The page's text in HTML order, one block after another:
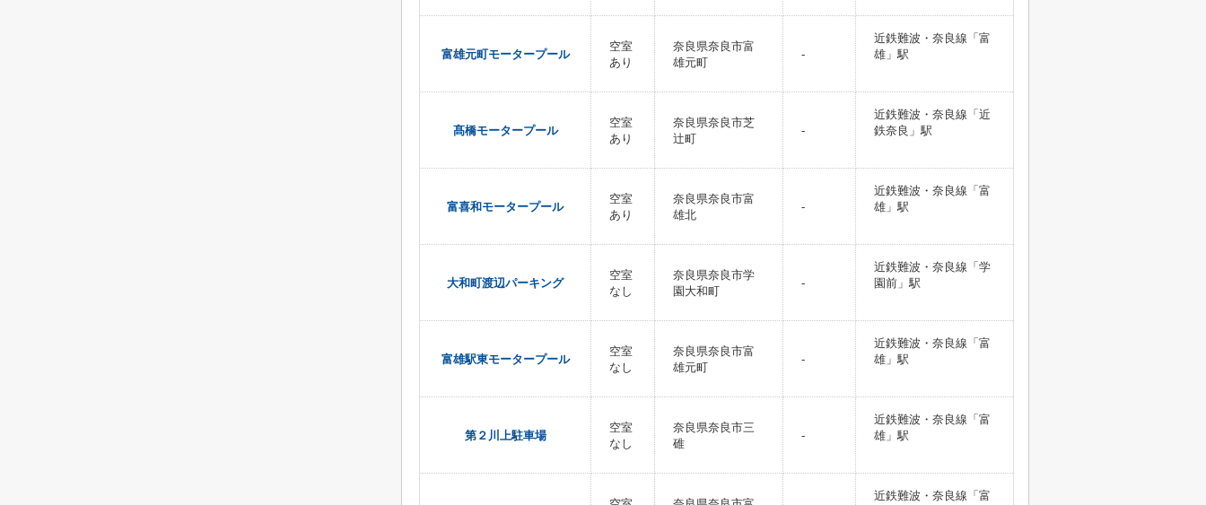
富雄元町モータープール
空室
あり
奈良県奈良市富
雄元町
-
近鉄難波・奈良線「富
雄」駅
髙橋モータープール
空室
あり
奈良県奈良市芝
辻町
-
近鉄難波・奈良線「近
鉄奈良」駅
富喜和モータープール
空室
あり
奈良県奈良市富
雄北
-
近鉄難波・奈良線「富
雄」駅
大和町渡辺パーキング
空室
なし
奈良県奈良市学
園大和町
-
近鉄難波・奈良線「学
園前」駅
富雄駅東モータープール
空室
なし
奈良県奈良市富
雄元町
-
近鉄難波・奈良線「富
雄」駅
第２川上駐車場
空室
なし
奈良県奈良市三
碓
-
近鉄難波・奈良線「富
雄」駅
近鉄難波・奈良線「富